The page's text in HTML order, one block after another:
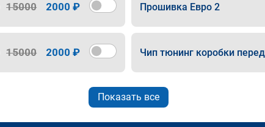
15000 2000 ₽ Прошивка Евро 2
15000 2000 ₽ Чип тюнинг коробки
Показать все